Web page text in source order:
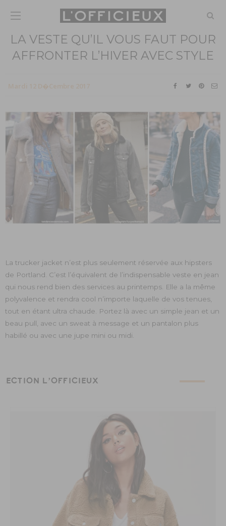
LA VESTE QU’IL VOUS FAUT POUR
AFFRONTER L’HIVER AVEC STYLE
La trucker jacket n’est plus seulement réservée aux hipsters
de Portland. C’est l’équivalent de l’indispensable veste en jean
qui nous rend bien des services au printemps. Elle a la même
polyvalence et rendra cool n’importe laquelle de vos tenues,
tout en étant ultra chaude. Portez là avec un simple jean et un
beau pull, avec un sweat à message et un pantalon plus
habillé ou avec une jupe mini ou midi.
L’OFFICIEUX